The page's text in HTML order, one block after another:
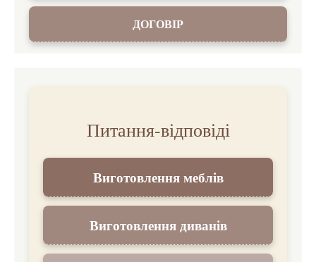
ДОГОВІР
Питання-відповіді
Виготовлення меблів
Виготовлення диванів